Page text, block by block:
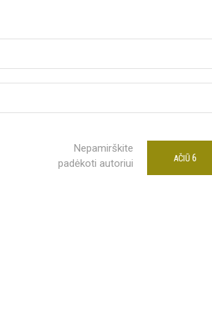
Nepamirškite
padėkoti autoriui
AČIŪ 6